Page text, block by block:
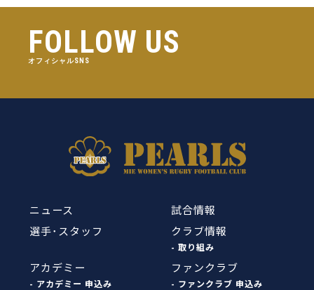
FOLLOW US
オフィシャルSNS
ニュース
試合情報
選手･スタッフ
クラブ情報
- 取り組み
アカデミー
- アカデミー 申込み
ファンクラブ
- ファンクラブ 申込み